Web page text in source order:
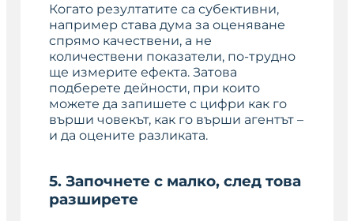
Когато резултатите са субективни,
например става дума за оценяване
спрямо качествени, а не
количествени показатели, по-трудно
ще измерите ефекта. Затова
подберете дейности, при които
можете да запишете с цифри как го
върши човекът, как го върши агентът –
и да оцените разликата.
5. Започнете с малко, след това
разширете